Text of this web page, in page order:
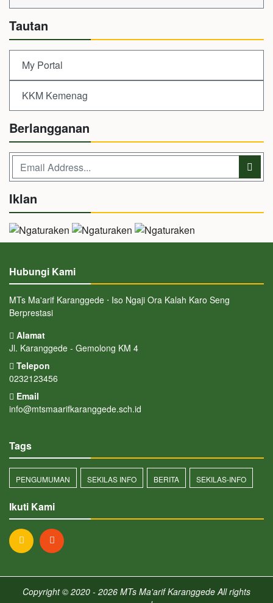
Tautan
My Portal
KKM Kemenag
Berlangganan
Iklan
Hubungi Kami
MTs Ma'arif Karanggede ⋅ Iso Ngaji Ora Kalah Karo Seng
Berprestasi
Alamat
Jl. Karanggede - Gemolong KM 4
Telepon
0232123456
Email
info@mtsmaarifkaranggede.sch.id
Tags
PENGUMUMAN SEKILAS INFO BERITA SEKILAS-INFO
Ikuti Kami
Copyright © 2020 - 2026 MTs Ma'arif KaranggedeAll rights